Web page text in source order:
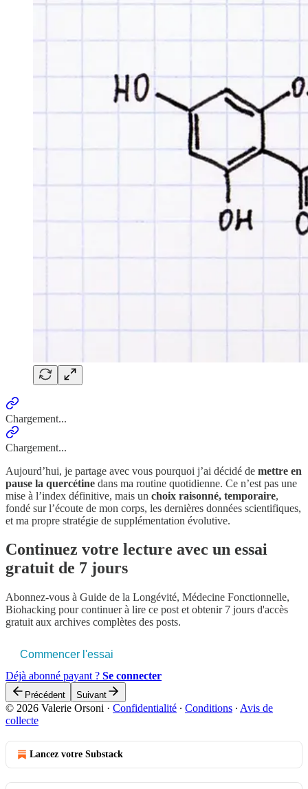
Chargement...
Chargement...
Aujourd’hui, je partage avec vous pourquoi j’ai décidé de mettre en
pause la quercétine dans ma routine quotidienne. Ce n’est pas une
mise à l’index définitive, mais un choix raisonné, temporaire,
fondé sur l’écoute de mon corps, les dernières données scientifiques,
et ma propre stratégie de supplémentation évolutive.
Continuez votre lecture avec un essai
gratuit de 7 jours
Abonnez-vous à Guide de la Longévité, Médecine Fonctionnelle,
Biohacking pour continuer à lire ce post et obtenir 7 jours d'accès
gratuit aux archives complètes des posts.
Commencer l'essai
Déjà abonné payant ? Se connecter
Précédent Suivant
© 2026 Valerie Orsoni · Confidentialité ∙ Conditions ∙ Avis de
collecte
Lancez votre Substack